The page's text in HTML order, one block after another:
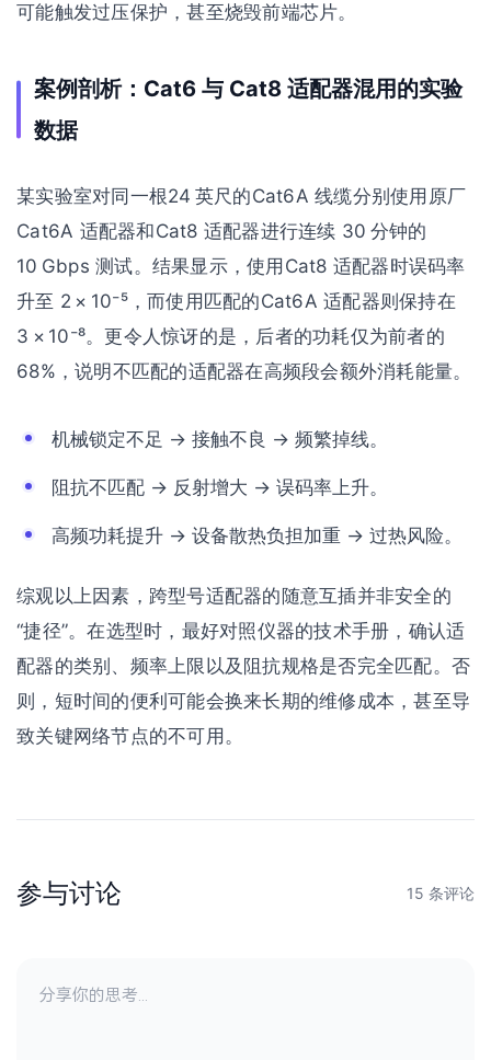
可能触发过压保护，甚至烧毁前端芯片。
案例剖析：Cat6 与 Cat8 适配器混用的实验
数据
某实验室对同一根24 英尺的Cat6A 线缆分别使用原厂
Cat6A 适配器和Cat8 适配器进行连续 30 分钟的
10 Gbps 测试。结果显示，使用Cat8 适配器时误码率
升至 2 × 10⁻⁵，而使用匹配的Cat6A 适配器则保持在
3 × 10⁻⁸。更令人惊讶的是，后者的功耗仅为前者的
68%，说明不匹配的适配器在高频段会额外消耗能量。
机械锁定不足 → 接触不良 → 频繁掉线。
阻抗不匹配 → 反射增大 → 误码率上升。
高频功耗提升 → 设备散热负担加重 → 过热风险。
综观以上因素，跨型号适配器的随意互插并非安全的
“捷径”。在选型时，最好对照仪器的技术手册，确认适
配器的类别、频率上限以及阻抗规格是否完全匹配。否
则，短时间的便利可能会换来长期的维修成本，甚至导
致关键网络节点的不可用。
参与讨论 15 条评论